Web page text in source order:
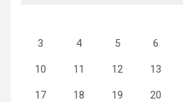
3 4 5 6
10 11 12 13
17 18 19 20